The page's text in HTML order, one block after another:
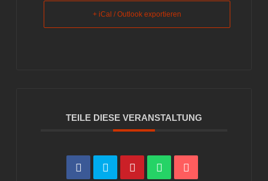
+ iCal / Outlook exportieren
TEILE DIESE VERANSTALTUNG